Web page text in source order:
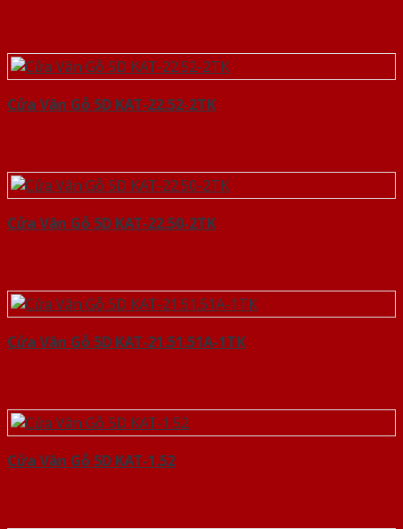
Cửa Vân Gỗ 5D KAT-22.52-2TK
Cửa Vân Gỗ 5D KAT-22.50-2TK
Cửa Vân Gỗ 5D KAT-21.51.51A-1TK
Cửa Vân Gỗ 5D KAT-1.52